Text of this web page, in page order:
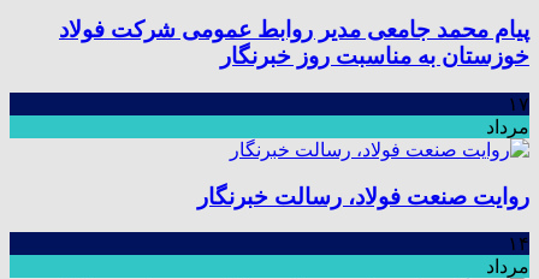
پیام محمد جامعی مدیر روابط عمومی شرکت فولاد
خوزستان به مناسبت روز خبرنگار
۱۷
مرداد
روایت صنعت فولاد،‌ رسالت خبرنگار
۱۴
مرداد